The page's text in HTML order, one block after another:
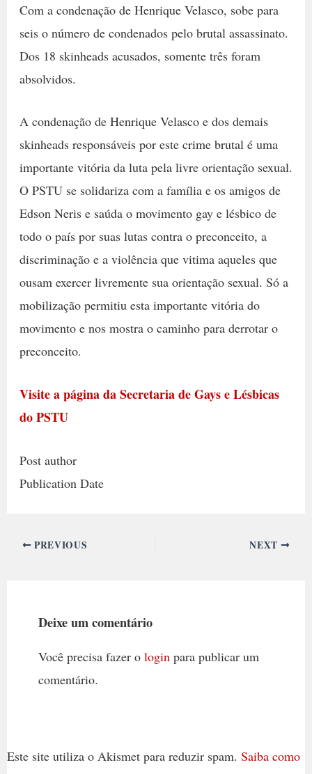
Com a condenação de Henrique Velasco, sobe para
seis o número de condenados pelo brutal assassinato.
Dos 18 skinheads acusados, somente três foram
absolvidos.
A condenação de Henrique Velasco e dos demais
skinheads responsáveis por este crime brutal é uma
importante vitória da luta pela livre orientação sexual.
O PSTU se solidariza com a família e os amigos de
Edson Neris e saúda o movimento gay e lésbico de
todo o país por suas lutas contra o preconceito, a
discriminação e a violência que vitima aqueles que
ousam exercer livremente sua orientação sexual. Só a
mobilização permitiu esta importante vitória do
movimento e nos mostra o caminho para derrotar o
preconceito.
Visite a página da Secretaria de Gays e Lésbicas
do PSTU
Post author
Publication Date
PREVIOUS NEXT
Deixe um comentário
Você precisa fazer o loginpara publicar um
comentário.
Este site utiliza o Akismet para reduzir spam. Saiba como